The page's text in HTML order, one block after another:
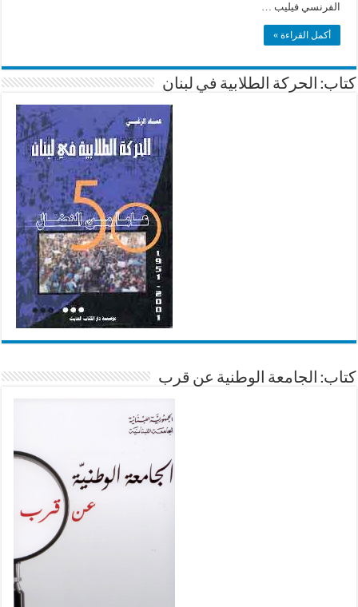
الفرنسي فيليب …
أكمل القراءة »
كتاب: الحركة الطلابية في لبنان
كتاب: الجامعة الوطنية عن قرب